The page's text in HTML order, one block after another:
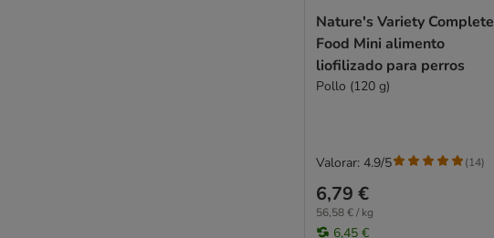
Nature's Variety Complete
Food Mini alimento
liofilizado para perros
Pollo (120 g)
6,79 €
56,58 € / kg
6,45 €
Valorar: 4.9/5 (14)